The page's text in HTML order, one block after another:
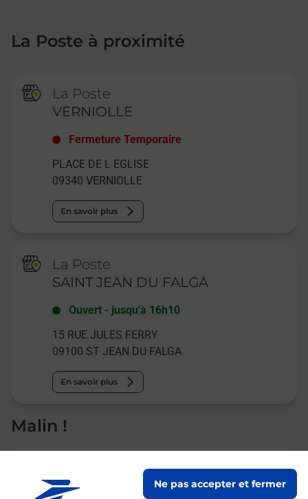
Ne pas accepter et fermer
La Poste à proximité
La Poste
VERNIOLLE
Fermeture Temporaire
PLACE DE L EGLISE
09340 VERNIOLLE
En savoir plus
La Poste
SAINT JEAN DU FALGA
Ouvert - jusqu'à 16h10
15 RUE JULES FERRY
09100 ST JEAN DU FALGA
En savoir plus
Malin !
en ligne